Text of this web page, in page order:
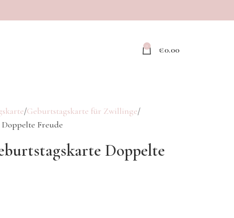
0 €0.00
Geburtstagskarte für Zwillinge
Freude
Doppelte